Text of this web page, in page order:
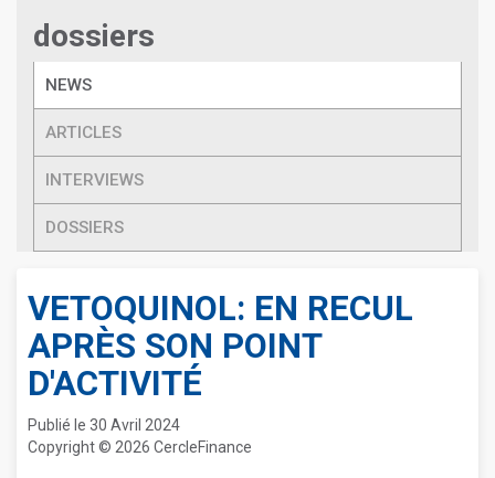
dossiers
NEWS
ARTICLES
INTERVIEWS
DOSSIERS
VETOQUINOL: EN RECUL
APRÈS SON POINT
D'ACTIVITÉ
Publié le 30 Avril 2024
Copyright © 2026 CercleFinance